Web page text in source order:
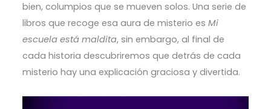
bien, columpios que se mueven solos. Una serie de
libros que recoge esa aura de misterio es Mi
escuela está maldita, sin embargo, al final de
cada historia descubriremos que detrás de cada
misterio hay una explicación graciosa y divertida.